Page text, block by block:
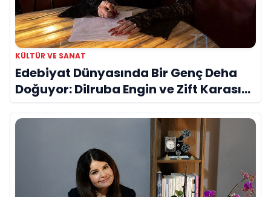
KÜLTÜR VE SANAT
Edebiyat Dünyasında Bir Genç Deha
Doğuyor: Dilruba Engin ve Zift Karası
Evreni ‘AVENOİR’